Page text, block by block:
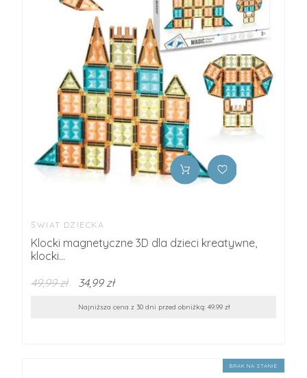
ŚWIAT DZIECKA
Klocki magnetyczne 3D dla dzieci kreatywne,
klocki...
49,99 zł
34,99 zł
Najniższa cena z 30 dni przed obniżką: 49.99 zł
BRAK NA STANIE